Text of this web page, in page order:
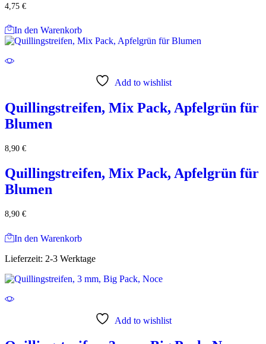
4,75 €
In den Warenkorb
Add to wishlist
Quillingstreifen, Mix Pack, Apfelgrün für
Blumen
8,90 €
Quillingstreifen, Mix Pack, Apfelgrün für
Blumen
8,90 €
In den Warenkorb
Lieferzeit: 2-3 Werktage
Add to wishlist